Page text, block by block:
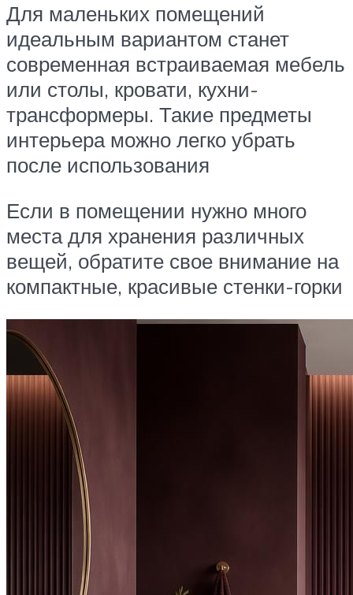
Для маленьких помещений
идеальным вариантом станет
современная встраиваемая мебель
или столы, кровати, кухни-
трансформеры. Такие предметы
интерьера можно легко убрать
после использования
Если в помещении нужно много
места для хранения различных
вещей, обратите свое внимание на
компактные, красивые стенки-горки